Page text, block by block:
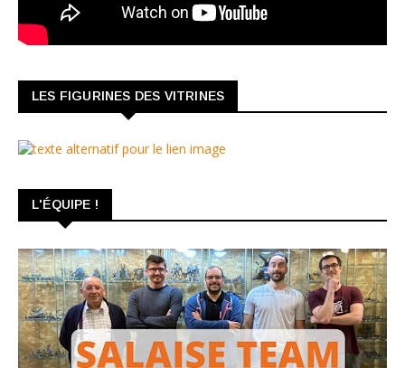
LES FIGURINES DES VITRINES
L'ÉQUIPE !